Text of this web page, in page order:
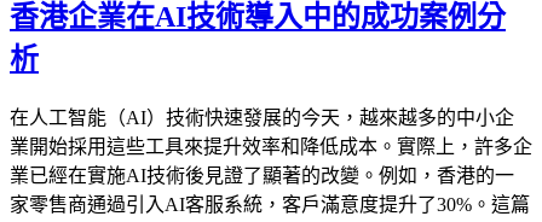
香港企業在AI技術導入中的成功案例分
析
在人工智能（AI）技術快速發展的今天，越來越多的中小企
業開始採用這些工具來提升效率和降低成本。實際上，許多企
業已經在實施AI技術後見證了顯著的改變。例如，香港的一
家零售商通過引入AI客服系統，客戶滿意度提升了30%。這篇